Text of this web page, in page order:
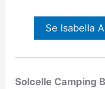
Se Isabella
Solcelle Camping